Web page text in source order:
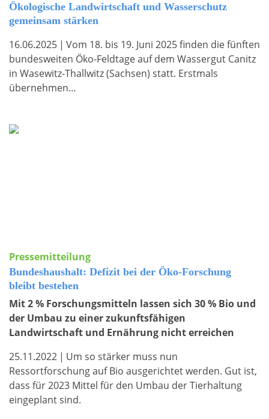
Ökologische Landwirtschaft und Wasserschutz
gemeinsam stärken
16.06.2025 | Vom 18. bis 19. Juni 2025 finden die fünften
bundesweiten Öko-Feldtage auf dem Wassergut Canitz
in Wasewitz-Thallwitz (Sachsen) statt. Erstmals
übernehmen…
Pressemitteilung
Bundeshaushalt: Defizit bei der Öko-Forschung
bleibt bestehen
Mit 2 % Forschungsmitteln lassen sich 30 % Bio und
der Umbau zu einer zukunftsfähigen
Landwirtschaft und Ernährung nicht erreichen
25.11.2022 | Um so stärker muss nun
Ressortforschung auf Bio ausgerichtet werden. Gut ist,
dass für 2023 Mittel für den Umbau der Tierhaltung
eingeplant sind.